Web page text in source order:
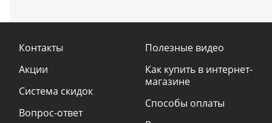
Контакты
Акции
Система скидок
Вопрос-ответ
Полезные видео
Как купить в интернет-
магазине
Способы оплаты